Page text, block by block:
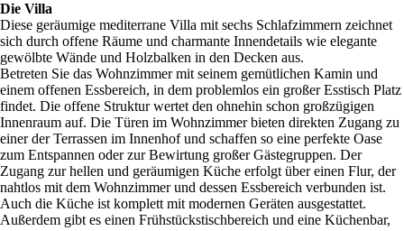
Die Villa
Diese geräumige mediterrane Villa mit sechs Schlafzimmern zeichnet
sich durch offene Räume und charmante Innendetails wie elegante
gewölbte Wände und Holzbalken in den Decken aus.
Betreten Sie das Wohnzimmer mit seinem gemütlichen Kamin und
einem offenen Essbereich, in dem problemlos ein großer Esstisch Platz
findet. Die offene Struktur wertet den ohnehin schon großzügigen
Innenraum auf. Die Türen im Wohnzimmer bieten direkten Zugang zu
einer der Terrassen im Innenhof und schaffen so eine perfekte Oase
zum Entspannen oder zur Bewirtung großer Gästegruppen. Der
Zugang zur hellen und geräumigen Küche erfolgt über einen Flur, der
nahtlos mit dem Wohnzimmer und dessen Essbereich verbunden ist.
Auch die Küche ist komplett mit modernen Geräten ausgestattet.
Außerdem gibt es einen Frühstückstischbereich und eine Küchenbar,